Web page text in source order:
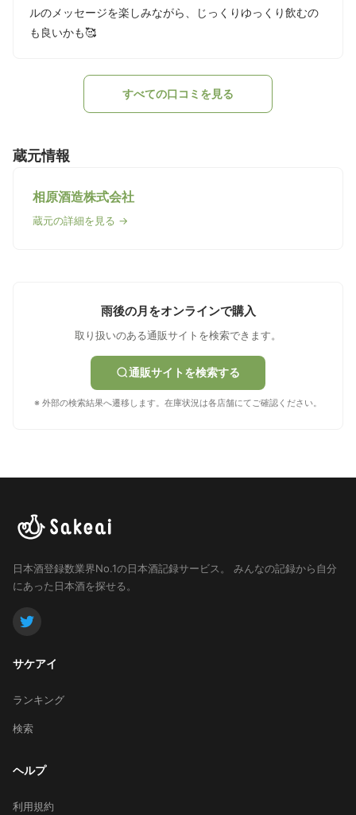
ルのメッセージを楽しみながら、じっくりゆっくり飲むの
も良いかも🥰
すべての口コミを見る
蔵元情報
相原酒造株式会社
蔵元の詳細を見る →
雨後の月をオンラインで購入
取り扱いのある通販サイトを検索できます。
通販サイトを検索する
※ 外部の検索結果へ遷移します。在庫状況は各店舗にてご確認ください。
日本酒登録数業界No.1の日本酒記録サービス。
みんなの記録から自分
にあった日本酒を探せる。
サケアイ
ランキング
検索
ヘルプ
利用規約